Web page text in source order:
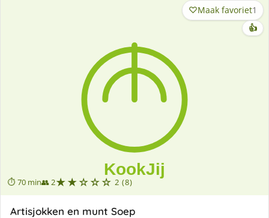
⏱ 70 min👥 2★★☆☆☆ 2 (8)
Maak favoriet1
👍
Artisjokken en munt Soep